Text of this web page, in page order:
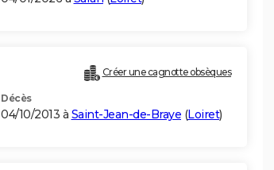
Créer une cagnotte obsèques
Décès
04/10/2013 à Saint-Jean-de-Braye (Loiret)